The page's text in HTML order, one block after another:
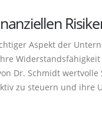
Aspekt der
Dr. Schmidt
zu steuern und ihre